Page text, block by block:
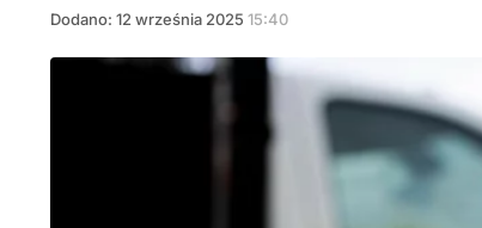
Dodano: 12 września 2025 15:40